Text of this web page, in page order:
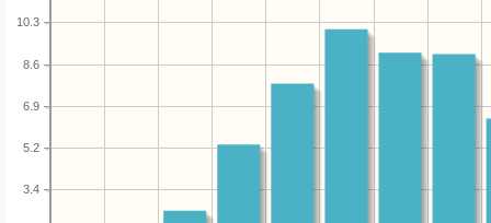
3.4
5.2
6.9
8.6
10.3